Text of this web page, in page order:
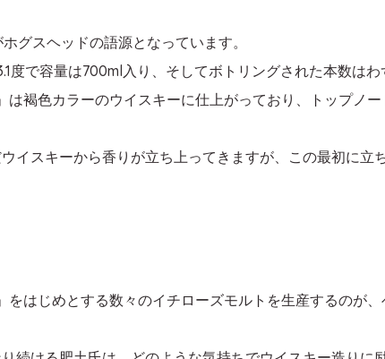
グスヘッドの語源となっています。
で容量は700ml入り、そしてボトリングされた本数はわ
は褐色カラーのウイスキーに仕上がっており、トップノ
イスキーから香りが立ち上ってきますが、この最初に立
をはじめとする数々のイチローズモルトを生産するのが